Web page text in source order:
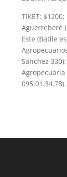
TIKET:
Aguerrebere
Este (Batlle
Sánchez
Agropecuaria
095.01.34.78).